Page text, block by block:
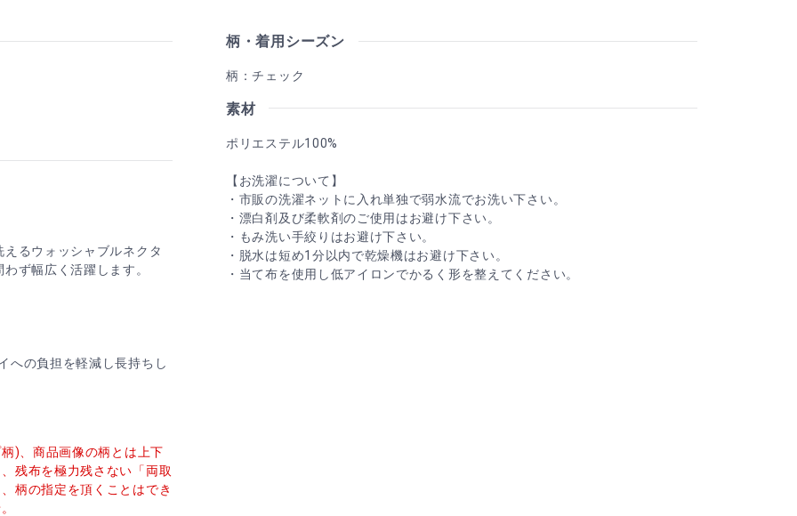
るウォッシャブルネクタ
ず幅広く活躍します。
への負担を軽減し長持ちし
)、商品画像の柄とは上下
残布を極力残さない「両取
柄の指定を頂くことはでき
柄・着用シーズン
柄：チェック
素材
ポリエステル100%
【お洗濯について】
・市販の洗濯ネットに入れ単独で弱水流でお洗い下さい。
・漂白剤及び柔軟剤のご使用はお避け下さい。
・もみ洗い手絞りはお避け下さい。
・脱水は短め1分以内で乾燥機はお避け下さい。
・当て布を使用し低アイロンでかるく形を整えてください。